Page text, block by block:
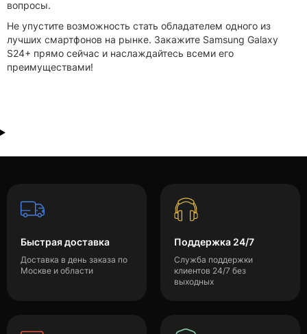
вопросы.
Не упустите возможность стать обладателем одного из
лучших смартфонов на рынке. Закажите Samsung Galaxy
S24+ прямо сейчас и наслаждайтесь всеми его
преимуществами!
Быстрая доставка
Доставка в день заказа по
Москве и области
Поддержка 24/7
Служба поддержки
клиентов 24/7 без
выходных